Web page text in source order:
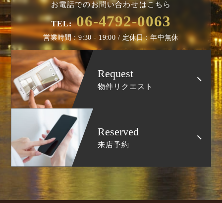
お電話でのお問い合わせはこちら
TEL: 06-4792-0063
営業時間 : 9:30 - 19:00 / 定休日 : 年中無休
Request
物件リクエスト
Reserved
来店予約